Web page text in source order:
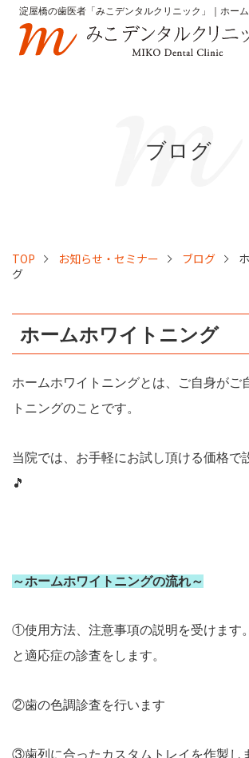
淀屋橋の歯医者「みこデンタルクリニック」｜ホー
トニング
ブログ
TOP お知らせ・セミナー ブログ
グ
ホームホワイトニング
ホームホワイトニングとは、ご自身がご
トニングのことです。
当院では、お手軽にお試し頂ける価格で
🎵
～ホームホワイトニングの流れ～
①使用方法、注意事項の説明を受けます
と適応症の診査をします。
②歯の色調診査を行います
③歯列に合ったカスタムトレイを作製し